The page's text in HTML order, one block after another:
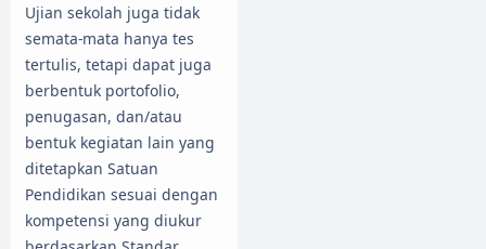
Ujian sekolah juga tidak
semata-mata hanya tes
tertulis, tetapi dapat juga
berbentuk portofolio,
penugasan, dan/atau
bentuk kegiatan lain yang
ditetapkan Satuan
Pendidikan sesuai dengan
kompetensi yang diukur